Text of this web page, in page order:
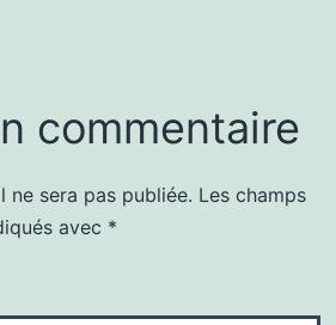
commentaire
ne sera pas publiée. Les champs
avec *